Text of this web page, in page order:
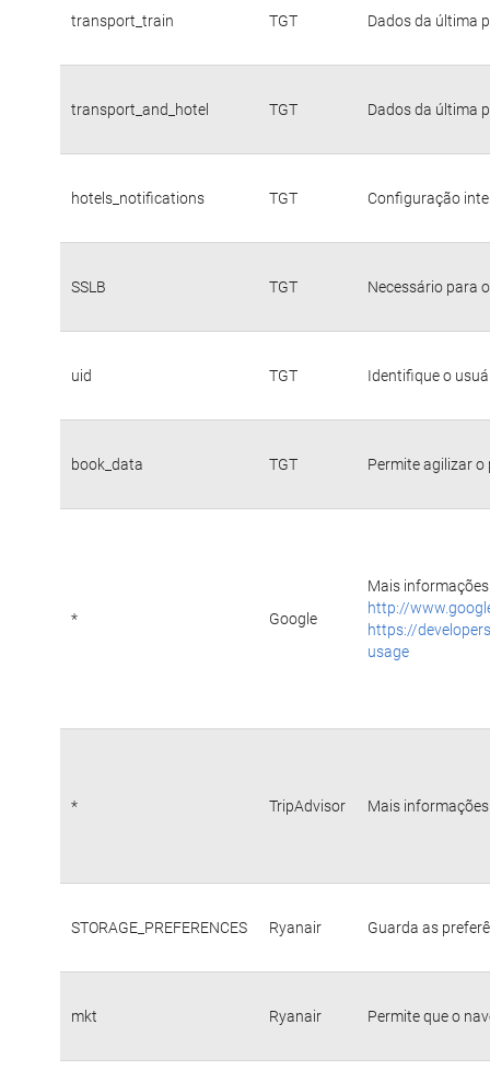
transport_train TGT Dados da última
transport_and_hotel TGT Dados da última
hotels_notifications TGT Configuração
SSLB TGT Necessário para
uid TGT Identifique o
book_data TGT Permite agilizar o
* Google
Mais
http://
https://
usage
* TripAdvisor Mais
STORAGE_PREFERENCES Ryanair Guarda as
mkt Ryanair Permite que o